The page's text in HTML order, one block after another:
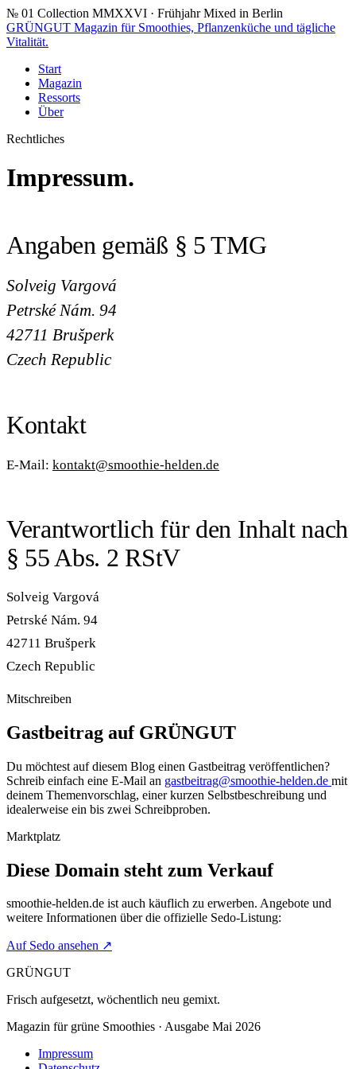
№ 01 Collection MMXXVI · Frühjahr Mixed in Berlin
GRÜNGUT Magazin für Smoothies, Pflanzenküche und tägliche
Vitalität.
Start
Magazin
Ressorts
Über
Rechtliches
Impressum.
Angaben gemäß § 5 TMG
Solveig Vargová
Petrské Nám. 94
42711 Brušperk
Czech Republic
Kontakt
E-Mail: kontakt@smoothie-helden.de
Verantwortlich für den Inhalt nach
§ 55 Abs. 2 RStV
Solveig Vargová
Petrské Nám. 94
42711 Brušperk
Czech Republic
Mitschreiben
Gastbeitrag auf GRÜNGUT
Du möchtest auf diesem Blog einen Gastbeitrag veröffentlichen?
Schreib einfach eine E-Mail an gastbeitrag@smoothie-helden.de mit
deinem Themenvorschlag, einer kurzen Selbstbeschreibung und
idealerweise ein bis zwei Schreibproben.
Marktplatz
Diese Domain steht zum Verkauf
smoothie-helden.de ist auch käuflich zu erwerben. Angebote und
weitere Informationen über die offizielle Sedo-Listung:
Auf Sedo ansehen ↗
GRÜNGUT
Frisch aufgesetzt, wöchentlich neu gemixt.
Magazin für grüne Smoothies · Ausgabe Mai 2026
Impressum